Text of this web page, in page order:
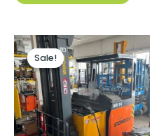
Sale!
Sale!
Original
price
was:
1
094
400 Ft.
Current
price
is:
912
000 Ft.